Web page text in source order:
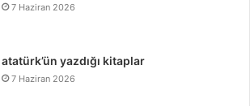
7 Haziran 2026
atatürk’ün yazdığı kitaplar
7 Haziran 2026